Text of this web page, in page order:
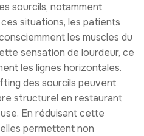
sourcils, notamment
ces situations, les patients
les muscles du
sensation de lourdeur, ce
les lignes horizontales.
des sourcils peuvent
structurel en restaurant
En réduisant cette
permettent non